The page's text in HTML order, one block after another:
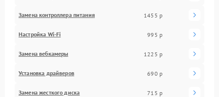
Замена контроллера питания 1455 р
Настройка Wi-Fi 995 р
Замена вебкамеры 1225 р
Установка драйверов 690 р
Замена жесткого диска 715 р